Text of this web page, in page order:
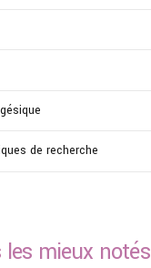
de recherche
les mieux notés